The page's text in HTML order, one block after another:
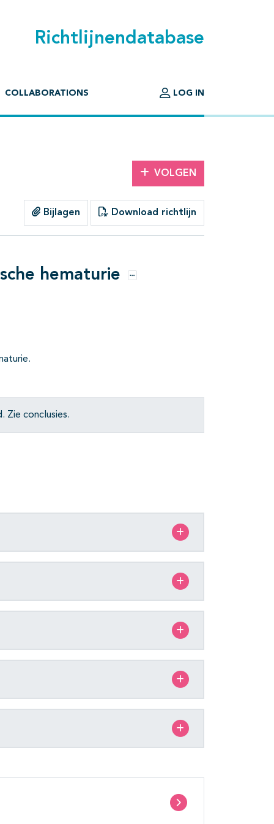
Richtlijnendatabase
COLLABORATIONS LOG IN
VOLGEN
Bijlagen Download richtlijn
hematurie Opties
Zie conclusies.